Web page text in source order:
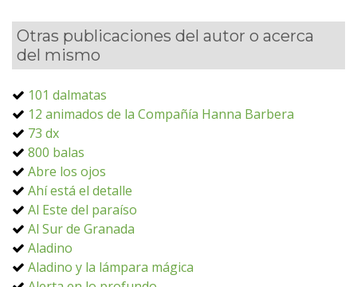
Otras publicaciones del autor o acerca
del mismo
101 dalmatas
12 animados de la Compañía Hanna Barbera
73 dx
800 balas
Abre los ojos
Ahí está el detalle
Al Este del paraíso
Al Sur de Granada
Aladino
Aladino y la lámpara mágica